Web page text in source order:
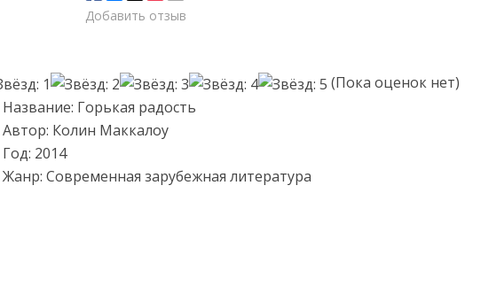
Добавить отзыв
(Пока оценок нет)
Название: Горькая радость
Автор: Колин Маккалоу
Год: 2014
Жанр: Современная зарубежная литература